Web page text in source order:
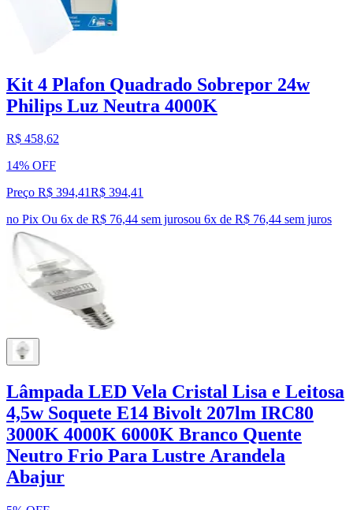
Kit 4 Plafon Quadrado Sobrepor 24w
Philips Luz Neutra 4000K
R$ 458,62
14% OFF
Preço R$ 394,41R$ 394,41
no Pix Ou 6x de R$ 76,44 sem jurosou 6x de R$ 76,44 sem juros
Lâmpada LED Vela Cristal Lisa e Leitosa
4,5w Soquete E14 Bivolt 207lm IRC80
3000K 4000K 6000K Branco Quente
Neutro Frio Para Lustre Arandela
Abajur